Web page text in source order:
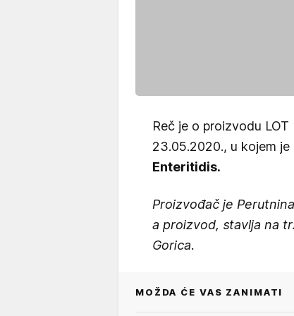
Reč je o proizvodu
23.05.2020., u kojem je
Enteritidis.
Proizvođač je
a proizvod, stavlja na
Gorica.
MOŽDA ĆE VAS ZANIMATI